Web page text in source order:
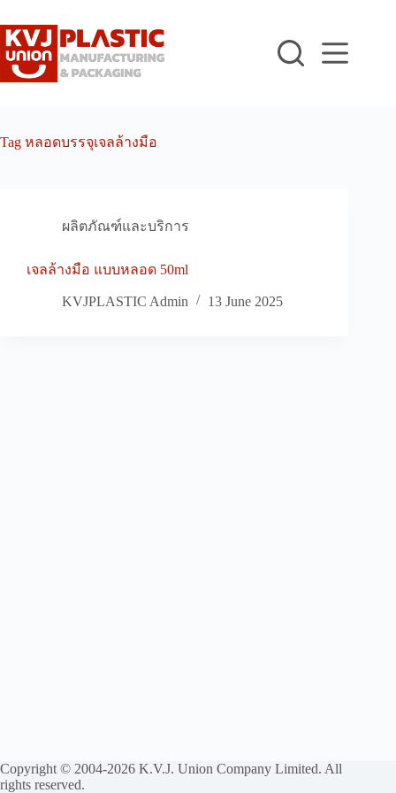
to
content
Tag หลอดบรรจุเจลล้างมือ
ผลิตภัณฑ์และบริการ
เจลล้างมือ แบบหลอด 50ml
KVJPLASTIC Admin 13 June 2025
Copyright © 2004-2026 K.V.J. Union Company Limited. All
rights reserved.